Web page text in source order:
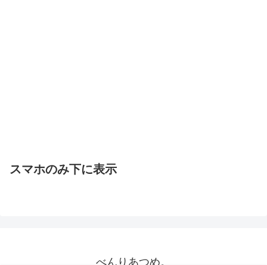
スマホのみ下に表示
べんりあつめ。